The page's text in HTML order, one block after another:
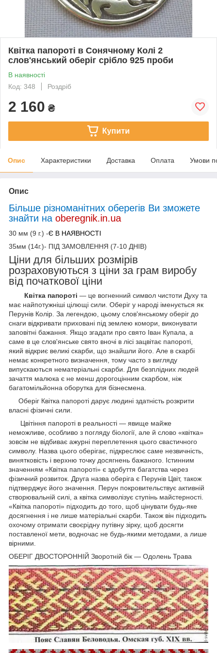
Квітка папороті в Сонячному Колі 2
слов'янський оберіг срібло 925 проби
В наявності
Код: 348
Роздріб
2 160 ₴
Купити
Опис Характеристики Доставка Оплата Умови
Опис
Більше різноманітних оберегів Ви зможете
знайти на oberegnik.in.ua
30 мм (9 г.) -Є В НАЯВНОСТІ
35мм (14г.)- ПІД ЗАМОВЛЕННЯ (7-10 ДНІВ)
Ціни для більших розмірів
розраховуються з ціни за грам виробу
від початкової ціни
Квітка папороті — це вогненний символ чистоти Духу та
має найпотужніші цілющі сили. Оберіг у народі іменується як
Перунів Колір. За легендою, цьому слов'янському оберіг до
снаги відкривати приховані під землею комори, виконувати
заповітні бажання. Якщо згадати про свято Іван Купала, а
саме в це слов'янське свято вночі в лісі зацвітає папороті,
який відкриє великі скарби, що знайшли його. Але в скарбі
немає конкретного визначення, тому часто з вигляду
випускаються нематеріальні скарби. Для безплідних людей
зачаття малюка є не менш дорогоцінним скарбом, ніж
багатомільйонна оборутка для бізнесмена.
Оберіг Квітка папороті дарує людині здатність розкрити
власні фізичні сили.
Цвітіння папороті в реальності — явище майже
неможливе, особливо з погляду біології, але й слово «квітка»
зовсім не відбиває ажурні переплетення цього свастичного
символу. Назва цього оберігає, підкреслює саме незвичність,
винятковість і верхню точку досягнень бажаного. Істинним
значенням «Квітка папороті» є здобуття багатства через
фізичний розвиток. Друга назва оберіга є Перунів Цвіт, також
підтверджує його значення. Перун покровительствує активній
створювальній силі, а квітка символізує ступінь майстерності.
«Квітка папороті» підходить до того, щоб цінувати будь-яке
досягнення і не лише матеріальні скарби. Також він підходить
охочому отримати своєрідну путівну зірку, щоб досягти
поставленої мети, водночас не будь-якими методами, а лише
вірними.
ОБЕРІГ ДВОСТОРОННІЙ Зворотній бік — Одолень Трава